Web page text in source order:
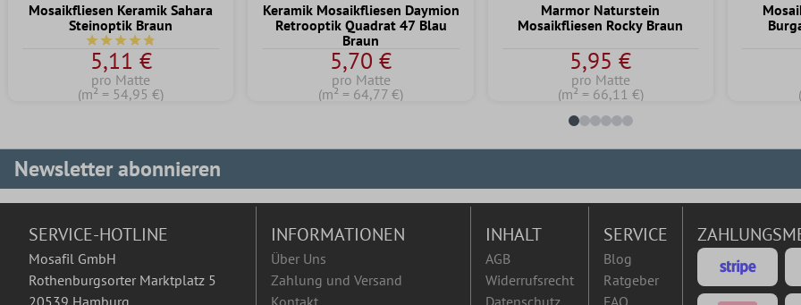
Mosaikfliesen Keramik Sahara
Steinoptik Braun
Durchschnittliche Bewertung von 4.6 von 5 Sternen
5,11 €
pro Matte
(m² = 54,95 €)
Keramik Mosaikfliesen Daymion
Retrooptik Quadrat 47 Blau
Braun
5,70 €
pro Matte
(m² = 64,77 €)
Marmor Naturstein
Mosaikfliesen Rocky Braun
5,95 €
pro Matte
(m² = 66,11 €)
Newsletter abonnieren
SERVICE-HOTLINE
Mosafil GmbH
Rothenburgsorter Marktplatz 5
INFORMATIONEN
Über Uns
Zahlung und Versand
INHALT
AGB
Widerrufsrecht
SERVICE
Blog
Ratgeber